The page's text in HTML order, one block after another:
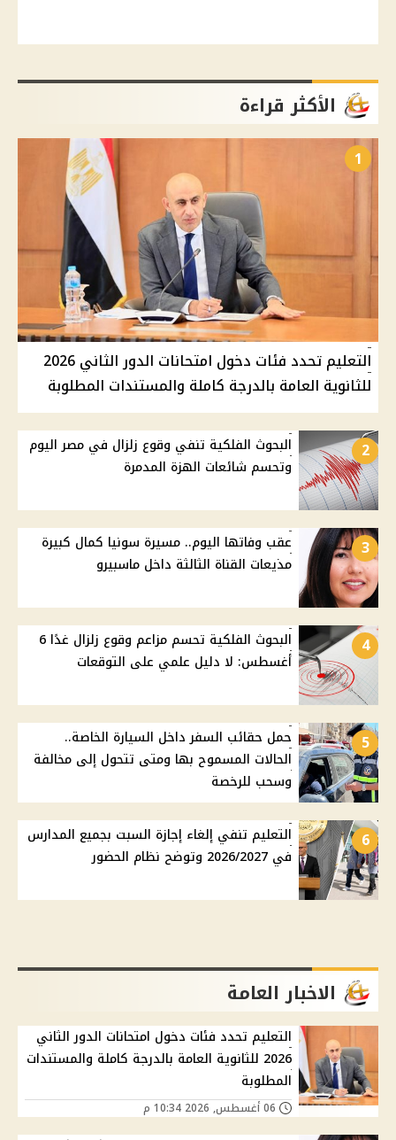
الأكثر قراءة
1
التعليم تحدد فئات دخول امتحانات الدور الثاني 2026
للثانوية العامة بالدرجة كاملة والمستندات المطلوبة
2
البحوث الفلكية تنفي وقوع زلزال في مصر اليوم
وتحسم شائعات الهزة المدمرة
3
عقب وفاتها اليوم.. مسيرة سونيا كمال كبيرة
مذيعات القناة الثالثة داخل ماسبيرو
4
البحوث الفلكية تحسم مزاعم وقوع زلزال غدًا 6
أغسطس: لا دليل علمي على التوقعات
5
حمل حقائب السفر داخل السيارة الخاصة..
الحالات المسموح بها ومتى تتحول إلى مخالفة
وسحب للرخصة
6
التعليم تنفي إلغاء إجازة السبت بجميع المدارس
في 2026/2027 وتوضح نظام الحضور
الاخبار العامة
التعليم تحدد فئات دخول امتحانات الدور الثاني
2026 للثانوية العامة بالدرجة كاملة والمستندات
المطلوبة